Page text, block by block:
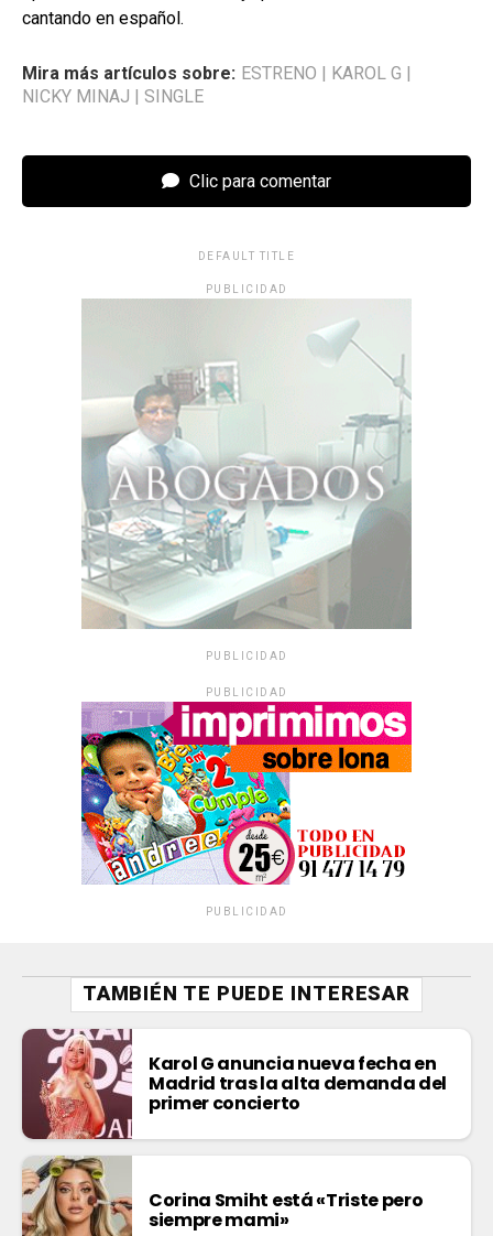
cantando en español.
Mira más artículos sobre: ESTRENO | KAROL G |
NICKY MINAJ | SINGLE
Clic para comentar
DEFAULT TITLE
PUBLICIDAD
PUBLICIDAD
PUBLICIDAD
PUBLICIDAD
TAMBIÉN TE PUEDE INTERESAR
Karol G anuncia nueva fecha en
Madrid tras la alta demanda del
primer concierto
Corina Smiht está «Triste pero
siempre mami»